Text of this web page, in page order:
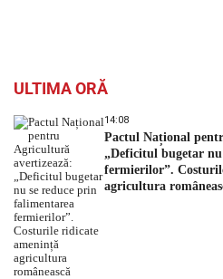
ULTIMA ORĂ
14:08
Pactul Național
„Deficitul bugetar
fermierilor”.
agricultura